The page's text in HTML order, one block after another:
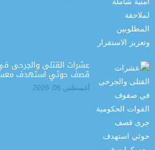
عشرات القتلى والجرحى
قصف حوثي استهدف
أغسطس 06, 2026